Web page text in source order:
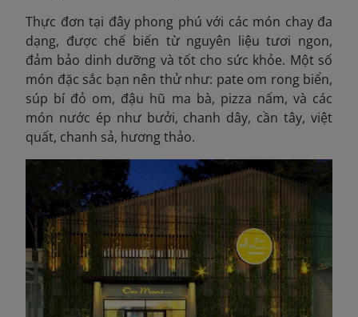
Thực đơn tại đây phong phú với các món chay đa
dạng, được chế biến từ nguyên liệu tươi ngon,
đảm bảo dinh dưỡng và tốt cho sức khỏe. Một số
món đặc sắc bạn nên thử như: pate om rong biển,
súp bí đỏ om, đậu hũ ma bà, pizza nấm, và các
món nước ép như bưởi, chanh dây, cần tây, việt
quất, chanh sả, hương thảo.